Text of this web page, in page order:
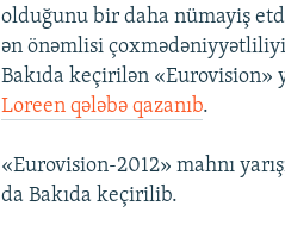
olduğunu bir daha nümayiş
ən önəmlisi
Bakıda keçirilən «Eurovision»
Loreen qələbə qazanıb.
«Eurovision-2012» mahnı
da Bakıda keçirilib.